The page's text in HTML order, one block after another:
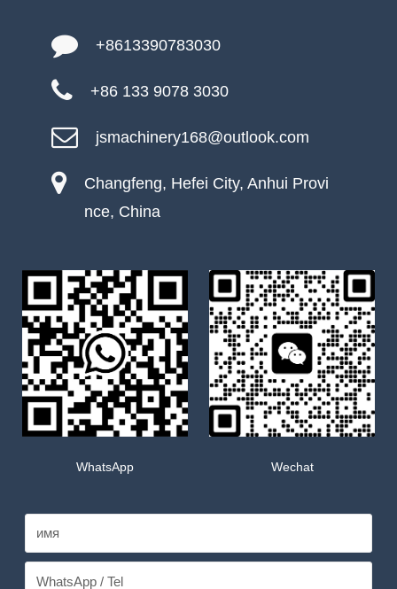
+8613390783030
+86 133 9078 3030
jsmachinery168@outlook.com
Changfeng, Hefei City, Anhui Provi
nce, China
WhatsApp Wechat